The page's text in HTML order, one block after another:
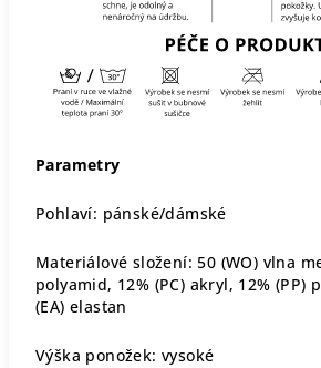
Parametry
Pohlaví: pánské/dámské
Materiálové složení: 50 (WO) vlna
polyamid, 12% (PC) akryl, 12% (PP)
(EA) elastan
Výška ponožek: vysoké